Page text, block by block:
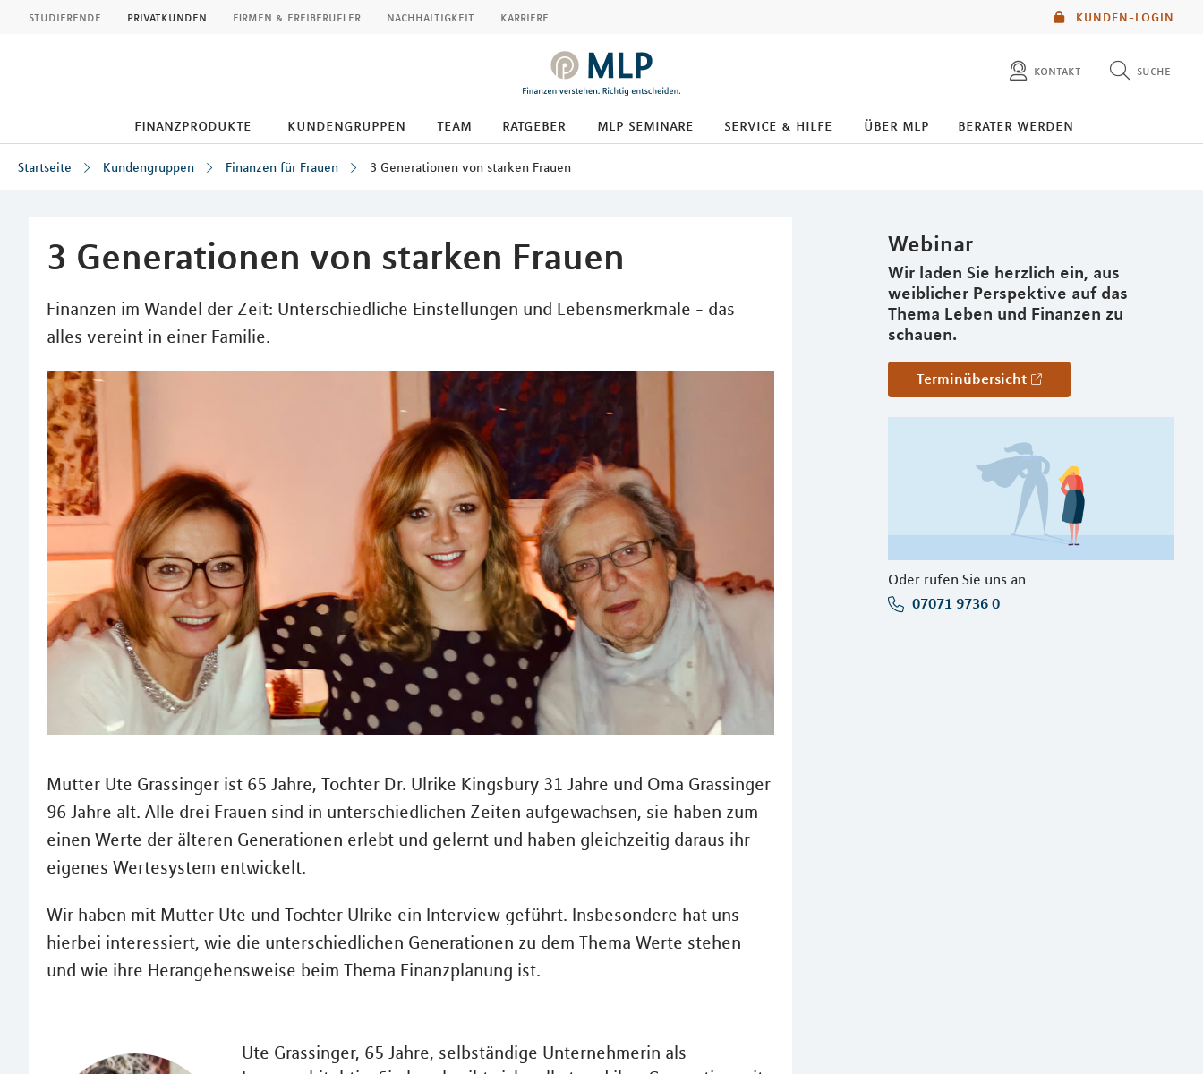
KUNDEN-LOGIN
studierende privatkunden firmen & freiberufler nachhaltigkeit karriere
kontakt suche
diese website durchsuchen
finanzprodukte kundengruppen team ratgeber mlp seminare service & hilfe über mlp berater werden
Startseite Kundengruppen Finanzen für Frauen 3 Generationen von starken Frauen
3 Generationen von starken Frauen
Finanzen im Wandel der Zeit: Unterschiedliche Einstellungen und Lebensmerkmale - das
alles vereint in einer Familie.
Webinar
Wir laden Sie herzlich ein, aus
weiblicher Perspektive auf das
Thema Leben und Finanzen zu
schauen.
Terminübersicht
Oder rufen Sie uns an
07071 9736 0
Mutter Ute Grassinger ist 65 Jahre, Tochter Dr. Ulrike Kingsbury 31 Jahre und Oma Grassinger
96 Jahre alt. Alle drei Frauen sind in unterschiedlichen Zeiten aufgewachsen, sie haben zum
einen Werte der älteren Generationen erlebt und gelernt und haben gleichzeitig daraus ihr
eigenes Wertesystem entwickelt.
Wir haben mit Mutter Ute und Tochter Ulrike ein Interview geführt. Insbesondere hat uns
hierbei interessiert, wie die unterschiedlichen Generationen zu dem Thema Werte stehen
und wie ihre Herangehensweise beim Thema Finanzplanung ist.
Ute Grassinger, 65 Jahre, selbständige Unternehmerin als